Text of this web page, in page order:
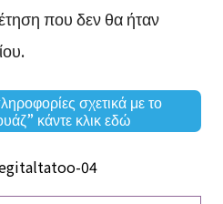
που δεν θα ήταν
σχετικά με το
κάντε κλικ εδώ
04